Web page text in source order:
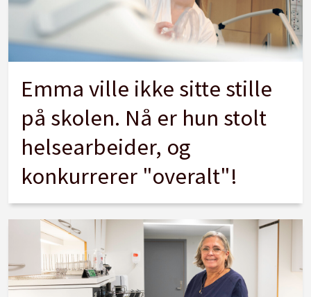
Emma ville ikke sitte stille
på skolen. Nå er hun stolt
helsearbeider, og
konkurrerer "overalt"!